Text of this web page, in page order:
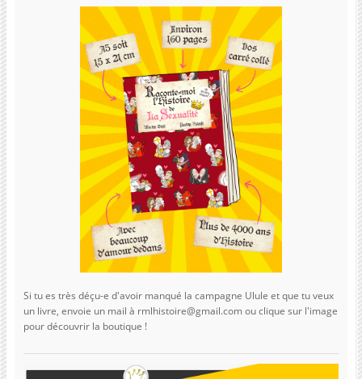
Si tu es très déçu-e d'avoir manqué la campagne Ulule et que tu veux
un livre, envoie un mail à rmlhistoire@gmail.com ou clique sur l'image
pour découvrir la boutique !